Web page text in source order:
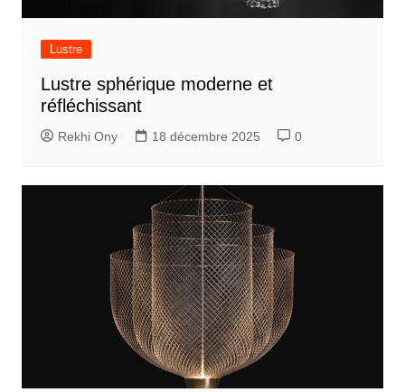
Lustre
Lustre sphérique moderne et
réfléchissant
Rekhi Ony 18 décembre 2025 0